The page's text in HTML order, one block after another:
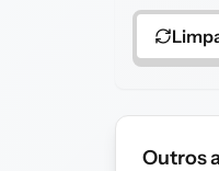
Outros